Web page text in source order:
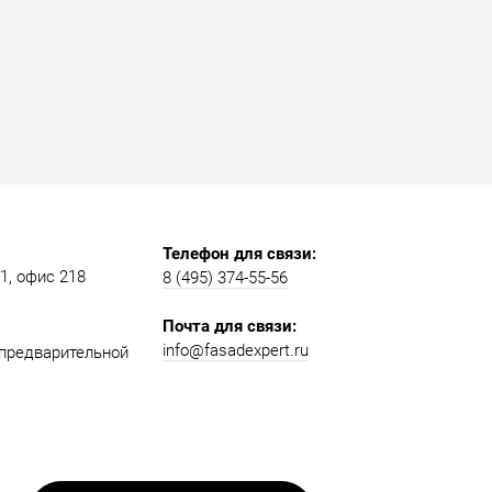
офис 218​​
Телефон для связи:
8 (495) 374-55-56​
Почта для связи:
info@fasadexpert.ru